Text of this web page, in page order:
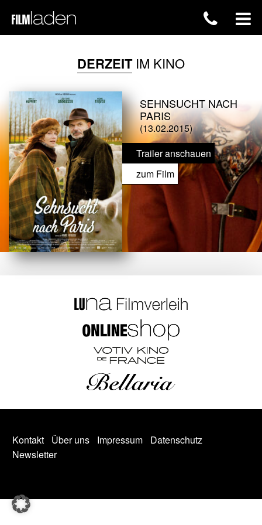
DERZEITIM KINO
SEHNSUCHT NACH
PARIS
(13.02.2015)
Trailer anschauen
zum Film
Kontakt Über uns Impressum
Datenschutz
Newsletter